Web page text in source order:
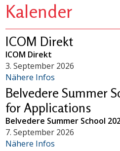
Kalender
ICOM Direkt
ICOM Direkt
3. September 2026
Nähere Infos
Belvedere Summer
for Applications
Belvedere Summer School
7. September 2026
Nähere Infos